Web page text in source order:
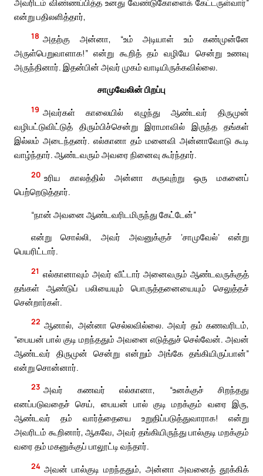
என்று பதிலளித்தார்,
18 அதற்கு அன்னா, “உம் அடியாள் உம் கண்முன்னே
அருள்பெறுவாளாக!” என்று கூறித் தம் வழியே சென்று உணவு
அருந்தினார். இதன்பின் அவர் முகம் வாடியிருக்கவில்லை.
சாமுவேலின் பிறப்பு
19 அவர்கள் காலையில் எழுந்து ஆண்டவர் திருமுன்
வழிபட்டுவிட்டுத் திரும்பிச்சென்று இராமாவில் இருந்த தங்கள்
இல்லம் அடைந்தனர். எல்கானா தம் மனைவி அன்னாவோடு கூடி
வாழ்ந்தார். ஆண்டவரும் அவரை நினைவு கூர்ந்தார்.
20 உரிய காலத்தில் அன்னா கருவுற்று ஒரு மகனைப்
பெற்றெடுத்தார்.
“நான் அவனை ஆண்டவரிடமிருந்து கேட்டேன்”
என்று சொல்லி, அவர் அவனுக்குச் ‘சாமுவேல்’ என்று
பெயரிட்டார்.
21 எல்கானாவும் அவர் வீட்டார் அனைவரும் ஆண்டவருக்குத்
தங்கள் ஆண்டுப் பலியையும் பொருத்தனையையும் செலுத்தச்
சென்றார்கள்.
22 ஆனால், அன்னா செல்லவில்லை. அவர் தம் கணவரிடம்,
“பையன் பால் குடி மறந்ததும் அவனை எடுத்துச் செல்வேன். அவன்
ஆண்டவர் திருமுன் சென்று என்றும் அங்கே தங்கியிருப்பான்”
என்று சொன்னார்.
23 அவர் கணவர் எல்கானா, “உனக்குச் சிறந்தது
எனப்படுவதைச் செய், பையன் பால் குடி மறக்கும் வரை இரு,
ஆண்டவர் தம் வார்த்தையை உறுதிப்படுத்துவாராக! என்று
அவரிடம் கூறினார், ஆகவே, அவர் தங்கியிருந்து பால்குடி மறக்கும்
வரை தம் மகனுக்குப் பாலூட்டி வந்தார்.
24 அவன் பால்குடி மறந்ததும், அன்னா அவனைத் தூக்கிக்